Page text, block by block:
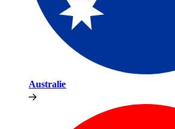
Australie​​